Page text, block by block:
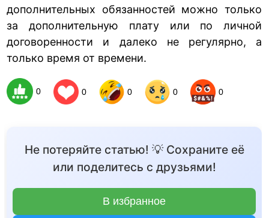
дополнительных обязанностей можно только
за дополнительную плату или по личной
договоренности и далеко не регулярно, а
только время от времени.
0 0 0 0 0
Не потеряйте статью! 💡 Сохраните её
или поделитесь с друзьями!
В избранное